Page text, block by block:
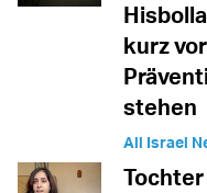
kurz
stehen
All Israel